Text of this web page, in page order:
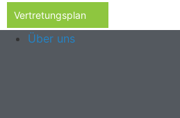
Vertretungsplan
Über uns